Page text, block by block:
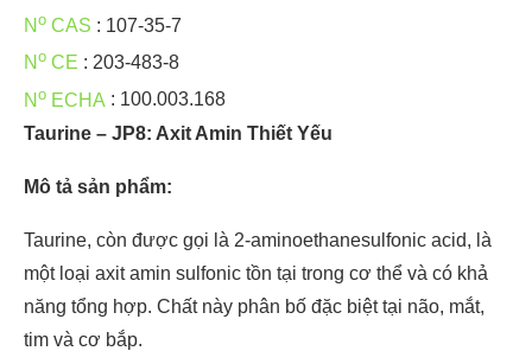
N o CAS : 107-35-7
N o CE : 203-483-8
N o ECHA : 100.003.168
Taurine – JP8: Axit Amin Thiết Yếu
Mô tả sản phẩm:
Taurine, còn được gọi là 2-aminoethanesulfonic acid, là
một loại axit amin sulfonic tồn tại trong cơ thể và có khả
năng tổng hợp. Chất này phân bố đặc biệt tại não, mắt,
tim và cơ bắp.